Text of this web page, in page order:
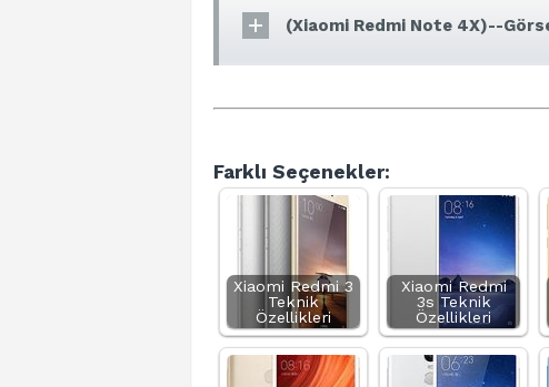
(Xiaomi Redmi Note 4X)--
Farklı Seçenekler:
Xiaomi Redmi 3
Teknik
Özellikleri
Xiaomi Redmi
3s Teknik
Özellikleri